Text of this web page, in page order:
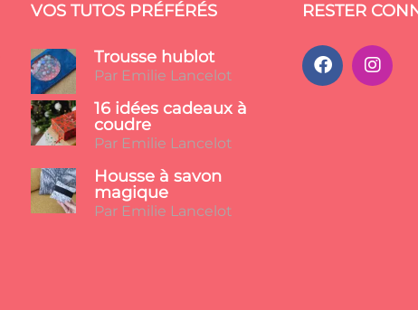
VOS TUTOS PRÉFÉRÉS
Trousse hublot
Par Emilie Lancelot
16 idées cadeaux à
coudre
Par Emilie Lancelot
Housse à savon
magique
Par Emilie Lancelot
RESTER